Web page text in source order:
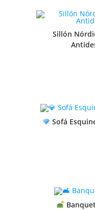
Sillón
Sofá